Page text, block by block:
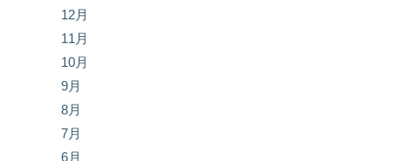
12月
11月
10月
9月
8月
7月
6月